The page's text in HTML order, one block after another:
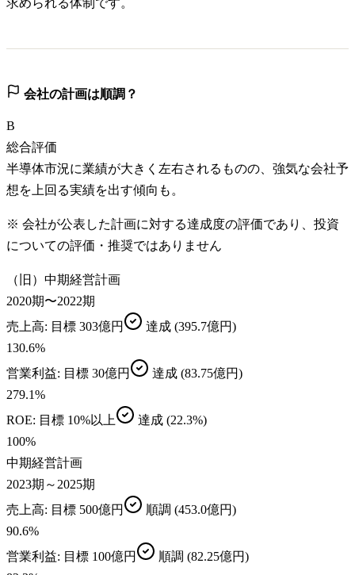
会社の計画は順調？
B
総合評価
半導体市況に業績が大きく左右されるものの、強気な会社予
想を上回る実績を出す傾向も。
※ 会社が公表した計画に対する達成度の評価であり、投資
についての評価・推奨ではありません
（旧）中期経営計画
2020期〜2022期
売上高: 目標 303億円 達成 (395.7億円)
130.6%
営業利益: 目標 30億円 達成 (83.75億円)
279.1%
ROE: 目標 10%以上 達成 (22.3%)
100%
中期経営計画
2023期～2025期
売上高: 目標 500億円 順調 (453.0億円)
90.6%
営業利益: 目標 100億円 順調 (82.25億円)